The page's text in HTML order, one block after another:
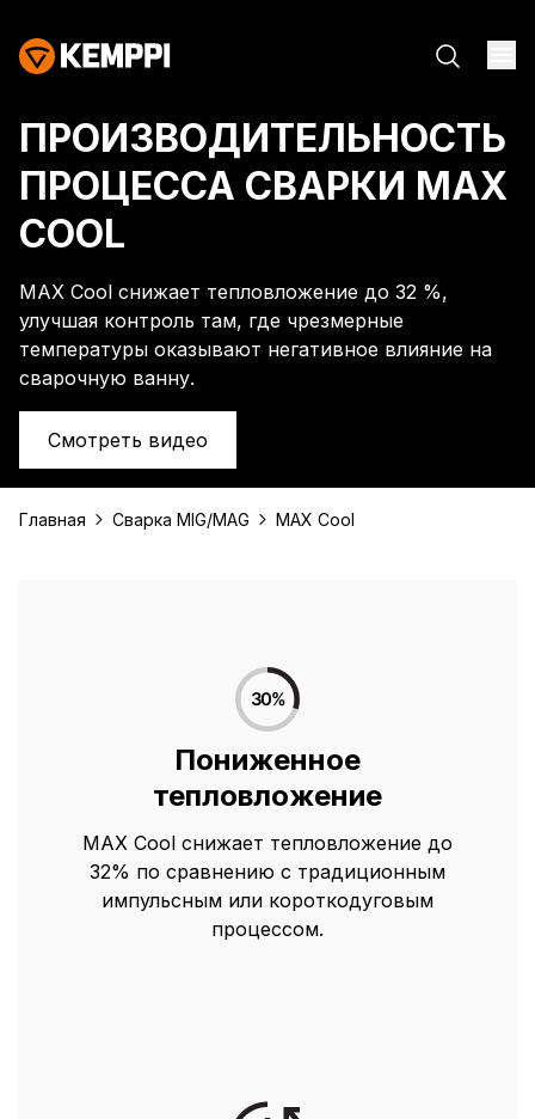
ПРОИЗВОДИТЕЛЬНОСТЬ
ПРОЦЕССА СВАРКИ MAX
COOL
MAX Cool снижает тепловложение до 32 %,
улучшая контроль там, где чрезмерные
температуры оказывают негативное влияние на
сварочную ванну.
Смотреть видео
Главная Сварка MIG/MAG MAX Cool
Пониженное
тепловложение
MAX Cool снижает тепловложение до
32% по сравнению с традиционным
импульсным или короткодуговым
процессом.